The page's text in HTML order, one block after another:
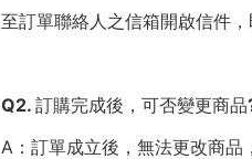
至訂單聯絡人之信箱開啟信件
Q2. 訂購完成後，可否變更商品
A：訂單成立後，無法更改商